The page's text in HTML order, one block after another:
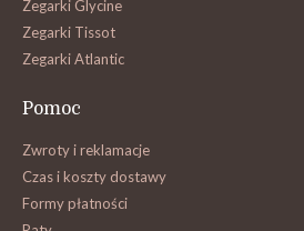
Zegarki Glycine
Zegarki Tissot
Zegarki Atlantic
Pomoc
Zwroty i reklamacje
Czas i koszty dostawy
Formy płatności